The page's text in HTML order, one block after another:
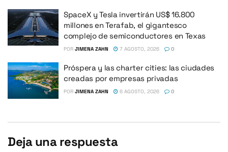
SpaceX y Tesla invertirán US$ 16.800
millones en Terafab, el gigantesco
complejo de semiconductores en Texas
POR JIMENA ZAHN 7 AGOSTO, 2026 0
Próspera y las charter cities: las ciudades
creadas por empresas privadas
POR JIMENA ZAHN 6 AGOSTO, 2026 0
Deja una respuesta